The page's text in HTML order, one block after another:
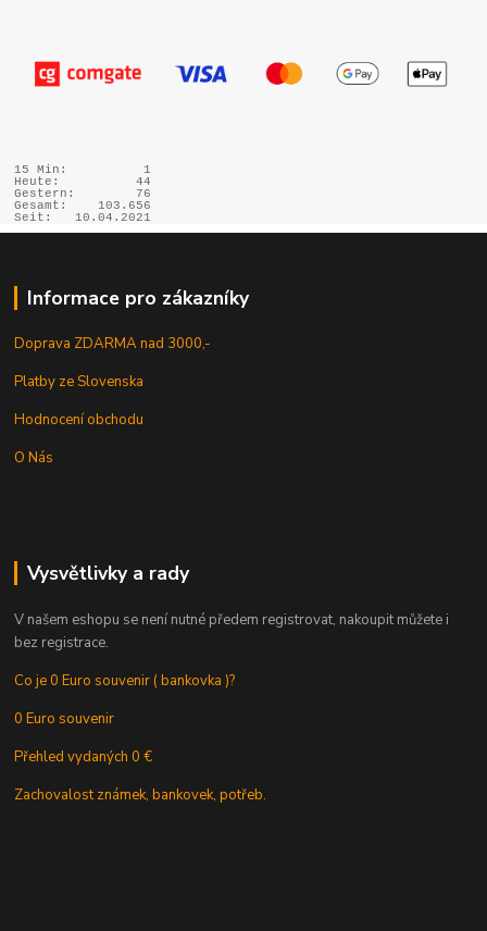
15 Min:
1
Heute:
44
Gestern:
76
Gesamt:
103.656
Seit:
10.04.2021
Informace pro zákazníky
Doprava ZDARMA nad 3000,-
Platby ze Slovenska
Hodnocení obchodu
O Nás
Vysvětlivky a rady
V našem eshopu se není nutné předem registrovat, nakoupit můžete i
bez registrace.
Co je 0 Euro souvenir ( bankovka )?
0 Euro souvenir
Přehled vydaných 0 €
Zachovalost známek, bankovek, potřeb.